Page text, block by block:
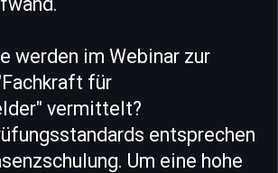
werden im Webinar zur
für
vermittelt?
entsprechen
Um eine hohe